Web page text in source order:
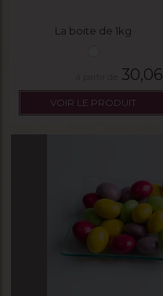
La boite de 1kg
30,06
VOIR LE PRODUIT